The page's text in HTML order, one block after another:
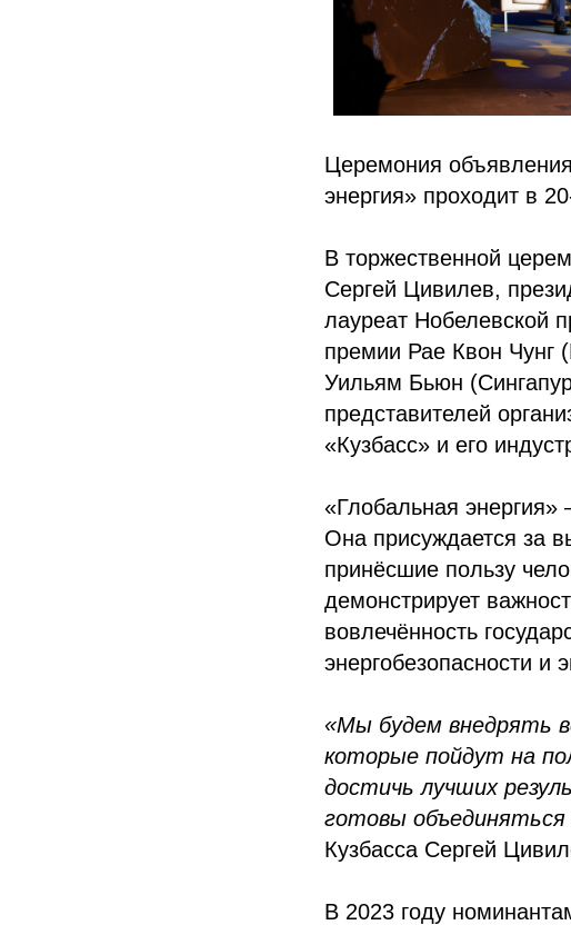
Церемония
энергия» проходит в
В торжественной
Сергей Цивилев,
лауреат Нобелевской
премии Рае Квон Чунг
Уильям Бьюн
представителей
«Кузбасс» и его
«Глобальная
Она присуждается за
принёсшие пользу
демонстрирует
вовлечённость
энергобезопасности и
«Мы будем внедрять
которые пойдут на
достичь лучших
готовы
Кузбасса Сергей
В 2023 году